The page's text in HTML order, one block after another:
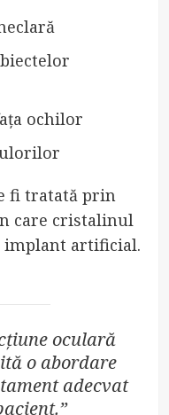
ochilor
fi tratată prin
care cristalinul
implant artificial.
oculară
o abordare
adecvat